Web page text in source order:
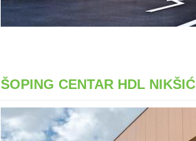
ŠOPING CENTAR HDL NIKŠIĆ